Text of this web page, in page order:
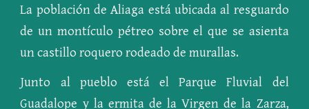
La población de Aliaga está ubicada al resguardo
de un montículo pétreo sobre el que se asienta
un castillo roquero rodeado de murallas.
Junto al pueblo está el Parque Fluvial del
Guadalope y la ermita de la Virgen de la Zarza,